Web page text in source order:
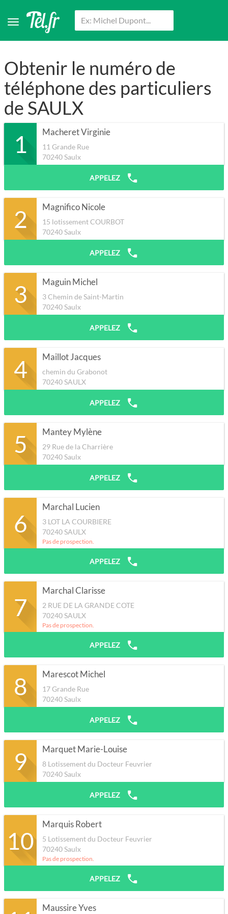
Obtenir le numéro de
téléphone des particuliers
de SAULX
1 Macheret Virginie
11 Grande Rue
70240Saulx
APPELEZ
2 Magnifico Nicole
15 lotissement COURBOT
70240Saulx
APPELEZ
3 Maguin Michel
3 Chemin de Saint-Martin
70240Saulx
APPELEZ
4 Maillot Jacques
chemin du Grabonot
70240SAULX
APPELEZ
5 Mantey Mylène
29 Rue de la Charrière
70240Saulx
APPELEZ
6
Marchal Lucien
3 LOT LA COURBIERE
70240SAULX
Pas de prospection.
APPELEZ
7
Marchal Clarisse
2 RUE DE LA GRANDE COTE
70240SAULX
Pas de prospection.
APPELEZ
8 Marescot Michel
17 Grande Rue
70240Saulx
APPELEZ
9 Marquet Marie-Louise
8 Lotissement du Docteur Feuvrier
70240Saulx
APPELEZ
10
Marquis Robert
5 Lotissement du Docteur Feuvrier
70240Saulx
Pas de prospection.
APPELEZ
Maussire Yves